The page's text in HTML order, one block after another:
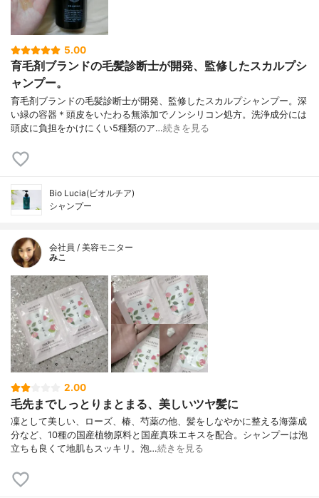
5.00
育毛剤ブランドの毛髪診断士が開発、監修したスカルプシ
ャンプー。
育毛剤ブランドの毛髪診断士が開発、監修したスカルプシャンプー。深
い緑の容器＊頭皮をいたわる無添加でノンシリコン処方。洗浄成分には
頭皮に負担をかけにくい5種類のア…続きを見る
Bio Lucia(ビオルチア)
シャンプー
会社員 / 美容モニター
みこ
2.00
毛先までしっとりまとまる、美しいツヤ髪に
凜として美しい、ローズ、椿、芍薬の他、髪をしなやかに整える海藻成
分など、10種の国産植物原料と国産真珠エキスを配合。シャンプーは泡
立ちも良くて地肌もスッキリ。泡…続きを見る